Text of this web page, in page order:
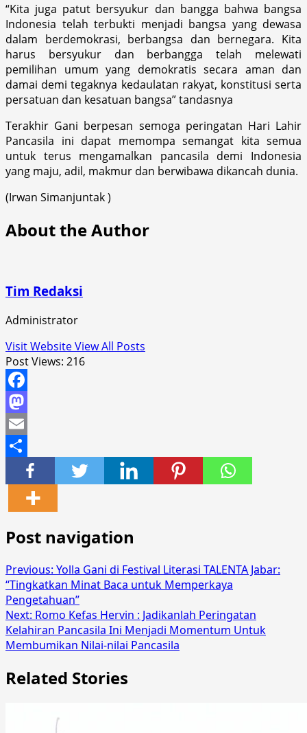
“Kita juga patut bersyukur dan bangga bahwa bangsa
Indonesia telah terbukti menjadi bangsa yang dewasa
dalam berdemokrasi, berbangsa dan bernegara. Kita
harus bersyukur dan berbangga telah melewati
pemilihan umum yang demokratis secara aman dan
damai demi tegaknya kedaulatan rakyat, konstitusi serta
persatuan dan kesatuan bangsa” tandasnya
Terakhir Gani berpesan semoga peringatan Hari Lahir
Pancasila ini dapat memompa semangat kita semua
untuk terus mengamalkan pancasila demi Indonesia
yang maju, adil, makmur dan berwibawa dikancah dunia.
(Irwan Simanjuntak )
About the Author
Tim Redaksi
Administrator
Visit WebsiteView All Posts
Post Views: 216
Facebook
Mastodon
Email
Share
Post navigation
Previous: Yolla Gani di Festival Literasi TALENTA Jabar:
“Tingkatkan Minat Baca untuk Memperkaya
Pengetahuan”
Next: Romo Kefas Hervin : Jadikanlah Peringatan
Kelahiran Pancasila Ini Menjadi Momentum Untuk
Membumikan Nilai-nilai Pancasila
Related Stories